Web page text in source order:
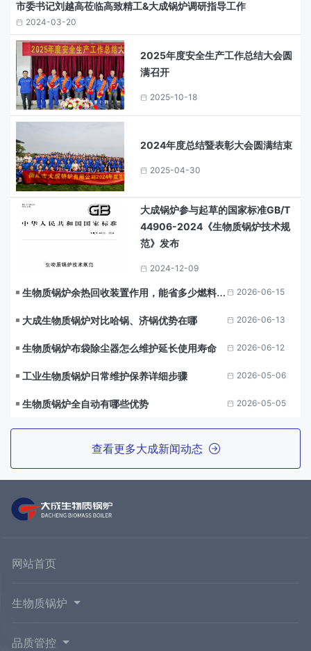
市委书记刘越高莅临高致精工&大成锅炉调研指导工作
2024-03-20
2025年度安全生产工作总结大会圆
满召开
2025-10-18
2024年度总结暨表彰大会圆满结束
2025-04-30
大成锅炉参与起草的国家标准GB/T
44906-2024《生物质锅炉技术规
范》发布
2024-12-09
生物质锅炉余热回收装置作用，能省多少燃料成
2026-06-15
大成生物质锅炉对比哈锅、济锅优势在哪 2026-06-13
生物质锅炉布袋除尘器怎么维护延长使用寿命 2026-06-12
工业生物质锅炉日常维护保养详细步骤 2026-05-06
生物质锅炉全自动有哪些优势 2026-05-05
查看更多大成新闻动态
网站首页
生物质锅炉
品质管控